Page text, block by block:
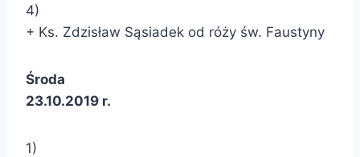
4)
+ Ks. Zdzisław Sąsiadek od róży św. Faustyny
Środa
23.10.2019 r.
1)